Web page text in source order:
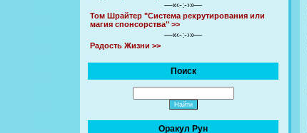
—«‹-:-›»—
Том Шрайтер "Система рекрутирования или
магия спонсорства" >>
—«‹-:-›»—
Радость Жизни >>
Поиск
Оракул Рун